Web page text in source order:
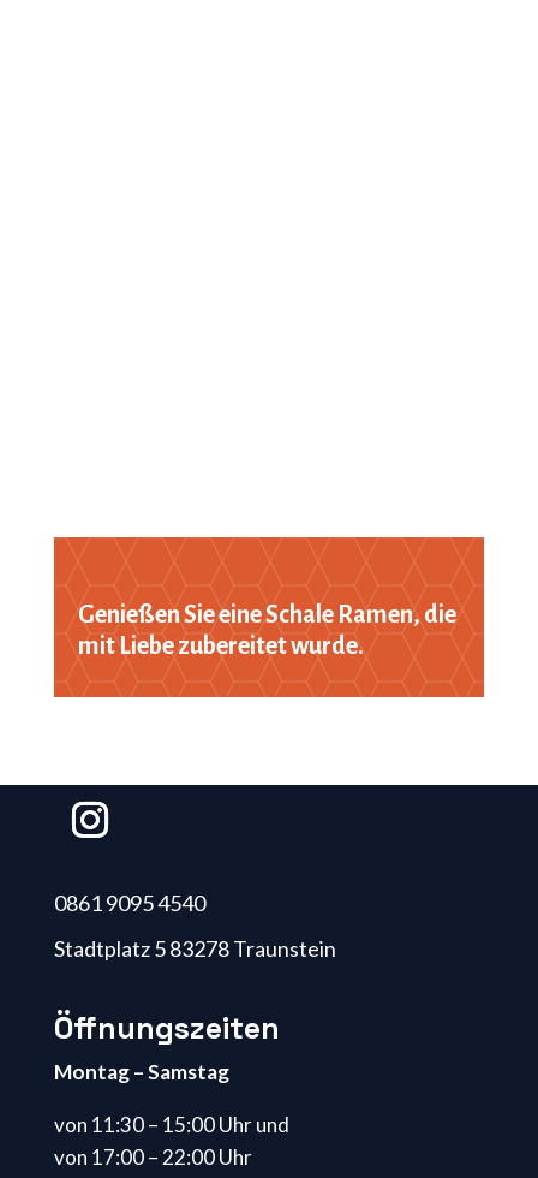
Genießen Sie eine Schale Ramen, die
mit Liebe zubereitet wurde.
0861 9095 4540
Stadtplatz 5 83278 Traunstein
Öffnungszeiten
Montag – Samstag
von 11:30 – 15:00 Uhr und
von 17:00 – 22:00 Uhr